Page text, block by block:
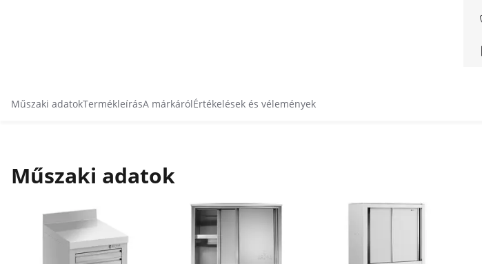
Műszaki adatokTermékleírásA márkárólÉrtékelések és vélemények
Műszaki adatok